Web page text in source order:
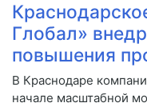
Глобал»
повышения
В Краснодаре
начале масштабной